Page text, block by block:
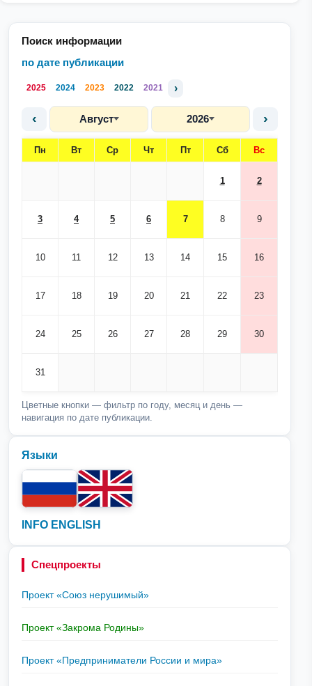
Поиск информации
по дате публикации
2025 2024 2023 2022 2021 ›
‹ Август 2026 ›
Пн Вт Ср Чт Пт Сб Вс
1 2
3 4 5 6 7 8 9
10 11 12 13 14 15 16
17 18 19 20 21 22 23
24 25 26 27 28 29 30
31
Цветные кнопки — фильтр по году, месяц и день —
навигация по дате публикации.
Языки
INFO ENGLISH
Спецпроекты
Проект «Союз нерушимый»
Проект «Закрома Родины»
Проект «Предприниматели России и мира»